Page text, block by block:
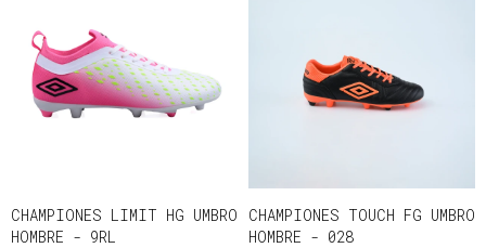
CHAMPIONES LIMIT HG UMBRO
HOMBRE - 9RL
CHAMPIONES TOUCH FG UMBRO
HOMBRE - 028